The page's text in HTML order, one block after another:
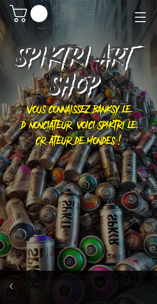
SPIKTRIART
SHOP
Vous connaissez Banksy le
dénonciateur, voici Spiktri le
créateur de mondes !